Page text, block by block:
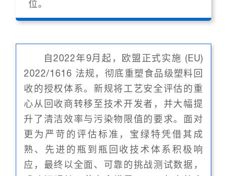
位。
自2022年9月起，欧盟正式实施 (EU)
2022/1616 法规，彻底重塑食品级塑料回
收的授权体系。新规将工艺安全评估的重
心从回收商转移至技术开发者，并大幅提
升了清洁效率与污染物限值的要求。面对
更为严苛的评估标准，宝绿特凭借其成
熟、先进的瓶到瓶回收技术体系积极响
应，最终以全面、可靠的挑战测试数据，